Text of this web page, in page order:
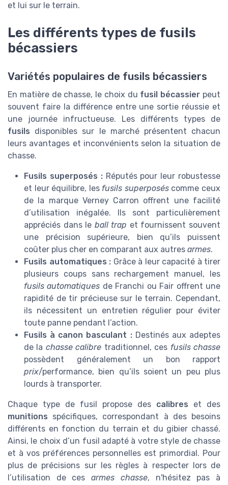
et lui sur le terrain.
Les différents types de fusils
bécassiers
Variétés populaires de fusils bécassiers
En matière de chasse, le choix du fusil bécassier peut
souvent faire la différence entre une sortie réussie et
une journée infructueuse. Les différents types de
fusils disponibles sur le marché présentent chacun
leurs avantages et inconvénients selon la situation de
chasse.
Fusils superposés :Réputés pour leur robustesse
et leur équilibre, les fusils superposéscomme ceux
de la marque Verney Carron offrent une facilité
d’utilisation inégalée. Ils sont particulièrement
appréciés dans le ball trap et fournissent souvent
une précision supérieure, bien qu’ils puissent
coûter plus cher en comparant aux autres armes.
Fusils automatiques : Grâce à leur capacité à tirer
plusieurs coups sans rechargement manuel, les
fusils automatiques de Franchi ou Fair offrent une
rapidité de tir précieuse sur le terrain. Cependant,
ils nécessitent un entretien régulier pour éviter
toute panne pendant l’action.
Fusils à canon basculant :Destinés aux adeptes
de la chasse calibre traditionnel, ces fusils chasse
possèdent généralement un bon rapport
prix/performance, bien qu’ils soient un peu plus
lourds à transporter.
Chaque type de fusil propose des calibres et des
munitions spécifiques, correspondant à des besoins
différents en fonction du terrain et du gibier chassé.
Ainsi, le choix d’un fusil adapté à votre style de chasse
et à vos préférences personnelles est primordial. Pour
plus de précisions sur les règles à respecter lors de
l’utilisation de cesarmes chasse, n'hésitez pas à